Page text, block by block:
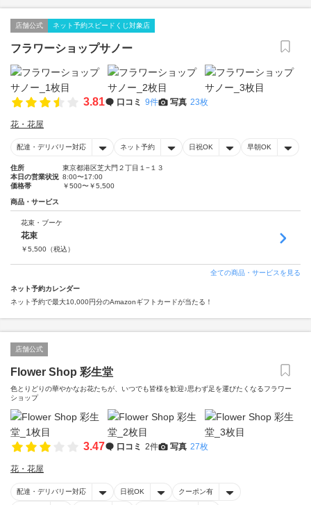
店舗公式 ネット予約スピードくじ対象店
フラワーショップサノー
3.81 口コミ 9件 写真 23枚
花・花屋
配達・デリバリー対応 ネット予約 日祝OK 早朝OK
住所
東京都港区芝大門２丁目１−１３
本日の営業状況 8:00〜17:00
価格帯
￥500〜￥5,500
商品・サービス
花束・ブーケ
花束
￥5,500 （税込）
全ての商品・サービスを見る
ネット予約カレンダー
ネット予約で最大10,000円分のAmazonギフトカードが当たる！
店舗公式
Flower Shop 彩生堂
色とりどりの華やかなお花たちが、いつでも皆様を歓迎♪思わず足を運びたくなるフラワー
ショップ
3.47 口コミ 2件 写真 27枚
花・花屋
配達・デリバリー対応 日祝OK クーポン有